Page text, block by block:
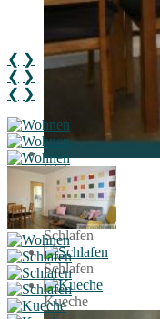
Wohnen
Schlafen
Schlafen
Schlafen
Kueche
❮ ❯
❮ ❯
❮ ❯